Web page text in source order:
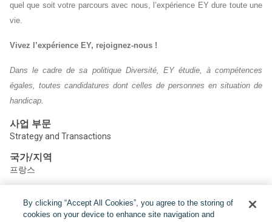
quel que soit votre parcours avec nous, l’expérience EY dure toute une
vie.
Vivez l’expérience EY, rejoignez-nous !
Dans le cadre de sa politique Diversité, EY étudie, à compétences
égales, toutes candidatures dont celles de personnes en situation de
handicap.
사업 부문
Strategy and Transactions
국가/지역
프랑스
공유하기:
By clicking “Accept All Cookies”, you agree to the storing of
cookies on your device to enhance site navigation and